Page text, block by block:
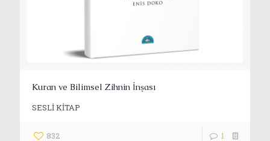
Kuran ve Bilimsel Zihnin İnşası
SESLİ KİTAP
832 1